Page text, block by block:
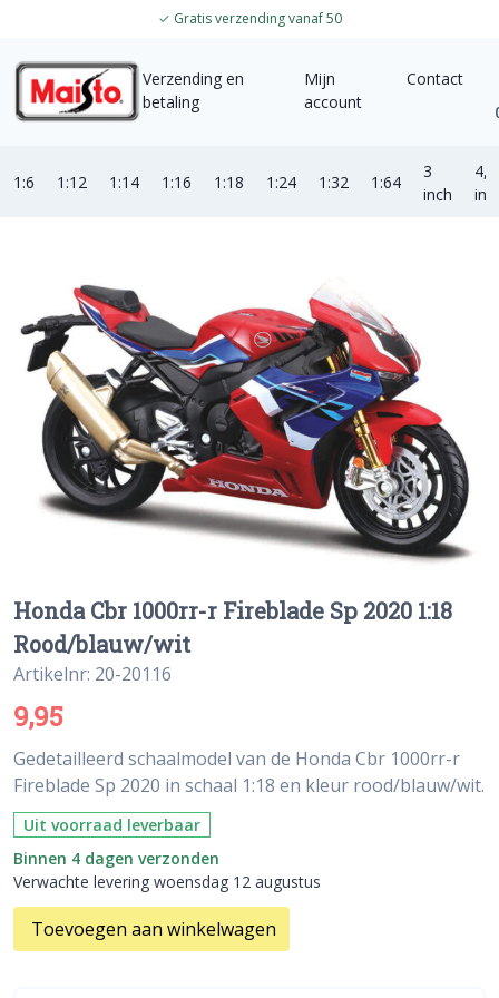
✓ Gratis verzending vanaf 50
Verzending en
betaling
Mijn
account
Contact
1:6 1:12 1:14 1:16 1:18 1:24 1:32 1:64
3
inch
4,5
Honda Cbr 1000rr-r Fireblade Sp 2020 1:18
Rood/blauw/wit
Artikelnr: 20-20116
9,95
Gedetailleerd schaalmodel van de Honda Cbr 1000rr-r
Fireblade Sp 2020 in schaal 1:18 en kleur rood/blauw/wit.
Uit voorraad leverbaar
Binnen 4 dagen verzonden
Verwachte levering woensdag 12 augustus
Toevoegen aan winkelwagen